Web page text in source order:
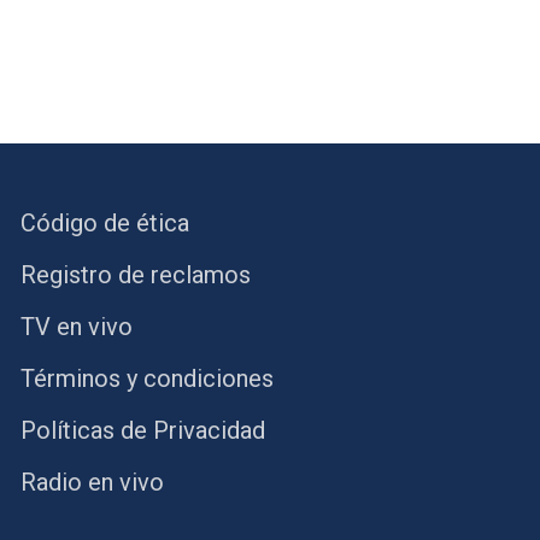
Código de ética
Registro de reclamos
TV en vivo
Términos y condiciones
Políticas de Privacidad
Radio en vivo